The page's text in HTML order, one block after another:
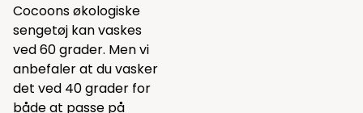
Cocoons økologiske
sengetøj kan vaskes
ved 60 grader. Men vi
anbefaler at du vasker
det ved 40 grader for
både at passe på